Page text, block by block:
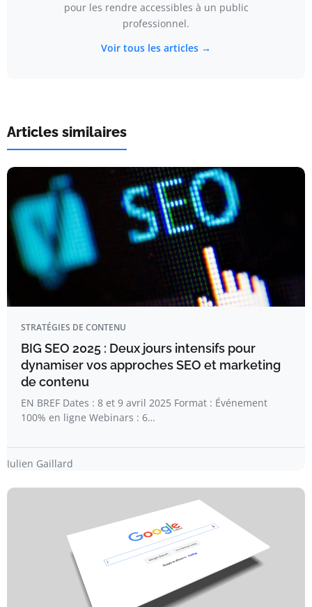
pour les rendre accessibles à un public
professionnel.
Voir tous les articles →
Articles similaires
STRATÉGIES DE CONTENU
BIG SEO 2025 : Deux jours intensifs pour
dynamiser vos approches SEO et marketing
de contenu
EN BREF Dates : 8 et 9 avril 2025 Format : Événement
100% en ligne Webinars : 6…
Julien Gaillard